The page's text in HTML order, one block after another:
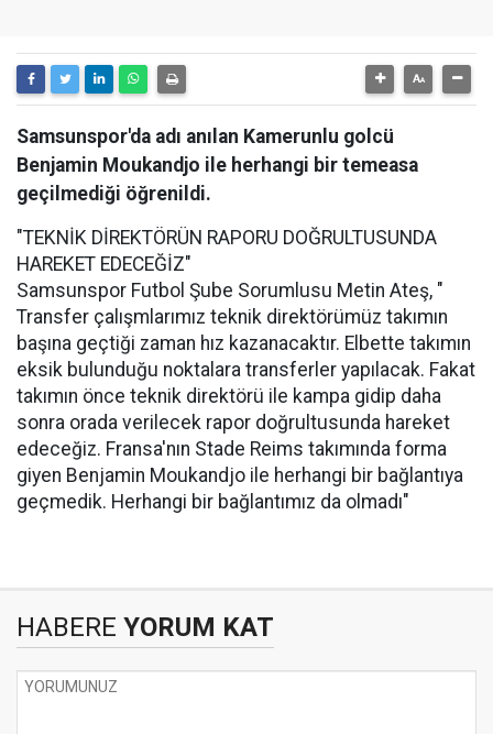
Samsunspor'da adı anılan Kamerunlu golcü
Benjamin Moukandjo ile herhangi bir temeasa
geçilmediği öğrenildi.
"TEKNİK DİREKTÖRÜN RAPORU DOĞRULTUSUNDA
HAREKET EDECEĞİZ"
Samsunspor Futbol Şube Sorumlusu Metin Ateş, "
Transfer çalışmlarımız teknik direktörümüz takımın
başına geçtiği zaman hız kazanacaktır. Elbette takımın
eksik bulunduğu noktalara transferler yapılacak. Fakat
takımın önce teknik direktörü ile kampa gidip daha
sonra orada verilecek rapor doğrultusunda hareket
edeceğiz. Fransa'nın Stade Reims takımında forma
giyen Benjamin Moukandjo ile herhangi bir bağlantıya
geçmedik. Herhangi bir bağlantımız da olmadı"
HABERE YORUM KAT